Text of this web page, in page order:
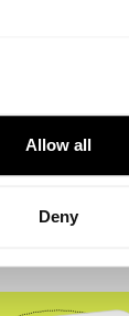
Allow all
Deny
constituir